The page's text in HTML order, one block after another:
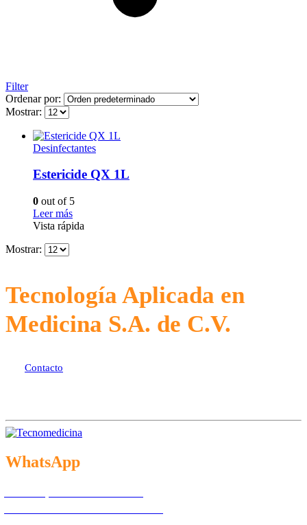
Filter
Ordenar por:
Mostrar:
Desinfectantes
Estericide QX 1L
0 out of 5
Leer más
Vista rápida
Mostrar:
Tecnología Aplicada en
Medicina S.A. de C.V.
Contacto
WhatsApp